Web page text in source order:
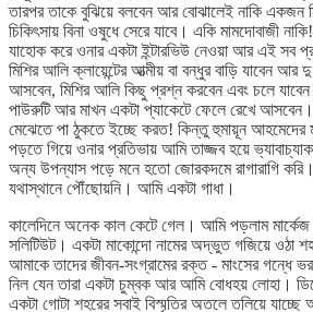
তারপর তাকে বুঝিয়ে বলবেন আর বোঝালেই নাকি একজন
চিকিৎসায় বিনা ওষুধে সেরে যাবে। একি মামদোবাজী
যাহোক করে ওনার একটা ইন্টারভিউ নেওয়া আর এই সব
মিশির আলি ক্লায়েন্টের আত্মীয় বা বন্ধুর বাড়ি যাবেন আর দু
আসবেন, মিশির আলি কিছু প্রশ্ন করবেন এবং চলে
পাউরুটি আর মাখন একটা প্যাকেটে ফেলে রেখে
মেঝেতে পা ঠুকতে ইচ্ছে করত! কিন্তু হুমায়ূন আহমেদের
পড়তে গিয়ে ওনার প্রতিভায় আমি তাজ্জব হয়ে
অন্য উপন্যাস পড়ে মনে হতো জোরকদমে রাগারাগি করি।
যথাস্থানে পৌঁছোয়নি। আমি একটা গাধা।
কালেদিনে অনেক কাল কেটে গেল। আমি পড়লাম
সলিটিউট। একটা মাকোন্দো নামের অদ্ভুত গজিয়ে ওঠা
আমাকে তাদের জীবন-সংগ্রামের রক্ত - মাংসের গন্ধে
নিল যেন তারা একটা চুম্বক আর আমি বোধহয় লোহা।
একটা গোটা শহরের সবাই বিস্মৃতির অতলে তলিয়ে যাচ্ছে